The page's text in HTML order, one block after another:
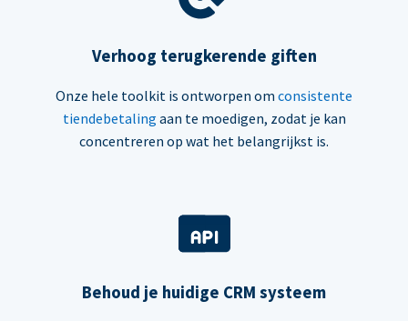
Verhoog terugkerende giften
Onze hele toolkit is ontworpen om consistente
tiendebetaling aan te moedigen, zodat je kan
concentreren op wat het belangrijkst is.
Behoud je huidige CRM systeem